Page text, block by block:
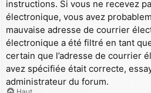
instructions. Si vous ne recevez
électronique, vous avez
mauvaise adresse de courrier
électronique a été filtré en tant
certain que l’adresse de courrier
avez spécifiée était correcte,
administrateur du forum.